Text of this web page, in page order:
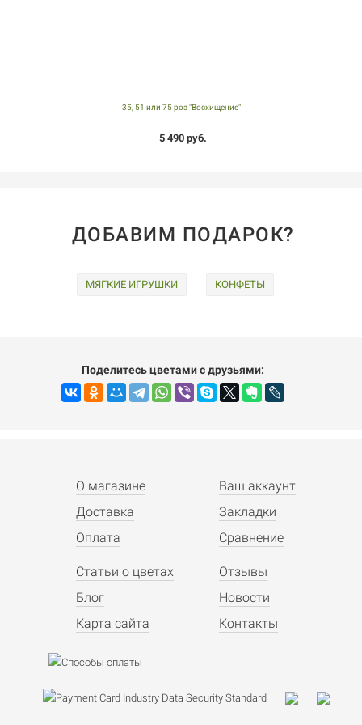
35, 51 или 75 роз "Восхищение"
5 490 руб.
ДОБАВИМ ПОДАРОК?
МЯГКИЕ ИГРУШКИ КОНФЕТЫ
Поделитесь цветами с друзьями:
О магазине
Доставка
Оплата
Ваш аккаунт
Закладки
Сравнение
Статьи о цветах
Блог
Карта сайта
Отзывы
Новости
Контакты